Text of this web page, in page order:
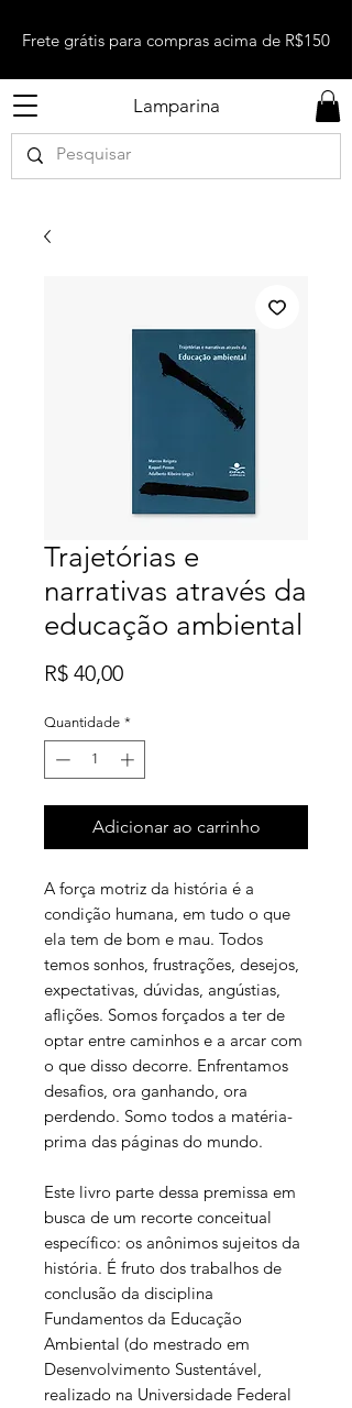
Lamparina
Frete grátis para compras acima de R$150
Trajetórias e
narrativas através da
educação ambiental
R$ 40,00Preço
Quantidade *
Adicionar ao carrinho
A força motriz da história é a
condição humana, em tudo o que
ela tem de bom e mau. Todos
temos sonhos, frustrações, desejos,
expectativas, dúvidas, angústias,
aflições. Somos forçados a ter de
optar entre caminhos e a arcar com
o que disso decorre. Enfrentamos
desafios, ora ganhando, ora
perdendo. Somo todos a matéria-
prima das páginas do mundo.
Este livro parte dessa premissa em
busca de um recorte conceitual
específico: os anônimos sujeitos da
história. É fruto dos trabalhos de
conclusão da disciplina
Fundamentos da Educação
Ambiental (do mestrado em
Desenvolvimento Sustentável,
realizado na Universidade Federal